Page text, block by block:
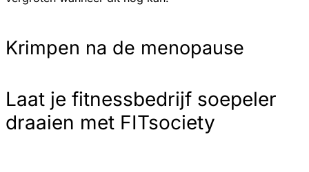
Krimpen na de menopause
Laat je fitnessbedrijf soepeler
draaien met FITsociety